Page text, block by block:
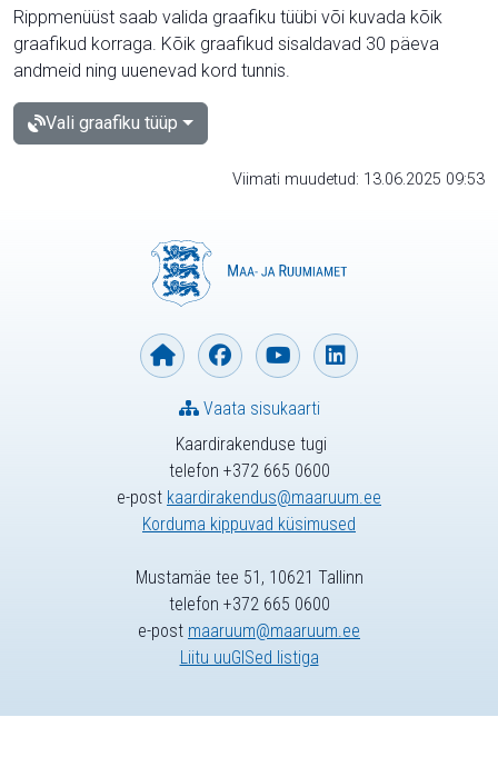
Rippmenüüst saab valida graafiku tüübi või kuvada kõik
graafikud korraga. Kõik graafikud sisaldavad 30 päeva
andmeid ning uuenevad kord tunnis.
Vali graafiku tüüp
Viimati muudetud: 13.06.2025 09:53
Kaardirakenduse tugi
telefon +372 665 0600
e-post kaardirakendus@maaruum.ee
Korduma kippuvad küsimused
Vaata sisukaarti
Mustamäe tee 51, 10621 Tallinn
telefon +372 665 0600
e-post maaruum@maaruum.ee
Liitu uuGISed listiga